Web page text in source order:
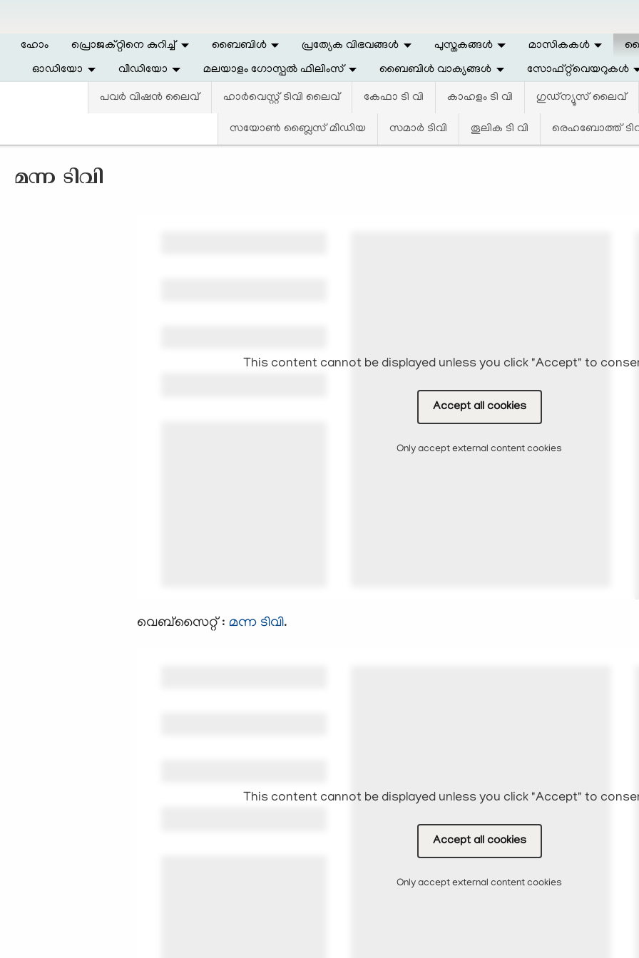
ഹോം പ്രൊജക്റ്റിനെ കുറിച്ച് ബൈബിള്‍ പ്രത്യേക വിഭവങ്ങള്‍ പുസ്തകങ്ങള്‍ മാസികകള്‍
പവര്‍ വിഷന്‍ ലൈവ് ഹാര്‍വെസ്റ്റ്‌ ടിവി ലൈവ് കേഫാ ടി വി കാഹളം ടി വി ഗുഡ്ന്യൂസ്‌ ലൈവ്
സയോൺ ബ്ലൈസ് മീഡിയ സമാര്‍ ടിവി തൂലിക ടി വി രെഹബോത്ത്
ഓഡിയോ
വീഡിയോ മലയാളം ഗോസ്പൽ ഫിലിംസ് ബൈബിള്‍ വാക്യങ്ങള്‍ സോഫ്റ്റ്‌വെയറുകള്‍
മന്ന ടിവി
This content cannot be displayed unless you click "Accept" to
Accept all cookies
Only accept external content cookies
വെബ്സൈറ്റ് : മന്ന ടിവി.
This content cannot be displayed unless you click "Accept" to
Accept all cookies
Only accept external content cookies